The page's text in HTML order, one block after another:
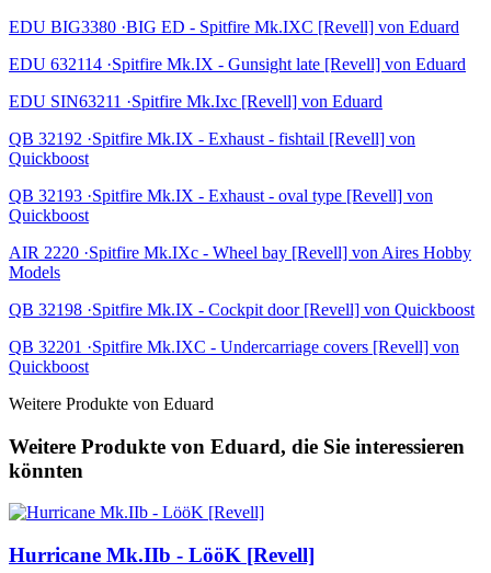
EDU BIG3380 ·BIG ED - Spitfire Mk.IXC [Revell] von Eduard
EDU 632114 ·Spitfire Mk.IX - Gunsight late [Revell] von Eduard
EDU SIN63211 ·Spitfire Mk.Ixc [Revell] von Eduard
QB 32192 ·Spitfire Mk.IX - Exhaust - fishtail [Revell] von
Quickboost
QB 32193 ·Spitfire Mk.IX - Exhaust - oval type [Revell] von
Quickboost
AIR 2220 ·Spitfire Mk.IXc - Wheel bay [Revell] von Aires Hobby
Models
QB 32198 ·Spitfire Mk.IX - Cockpit door [Revell] von Quickboost
QB 32201 ·Spitfire Mk.IXC - Undercarriage covers [Revell] von
Quickboost
Weitere Produkte von Eduard
Weitere Produkte von Eduard, die Sie interessieren
könnten
Hurricane Mk.IIb - LööK [Revell]